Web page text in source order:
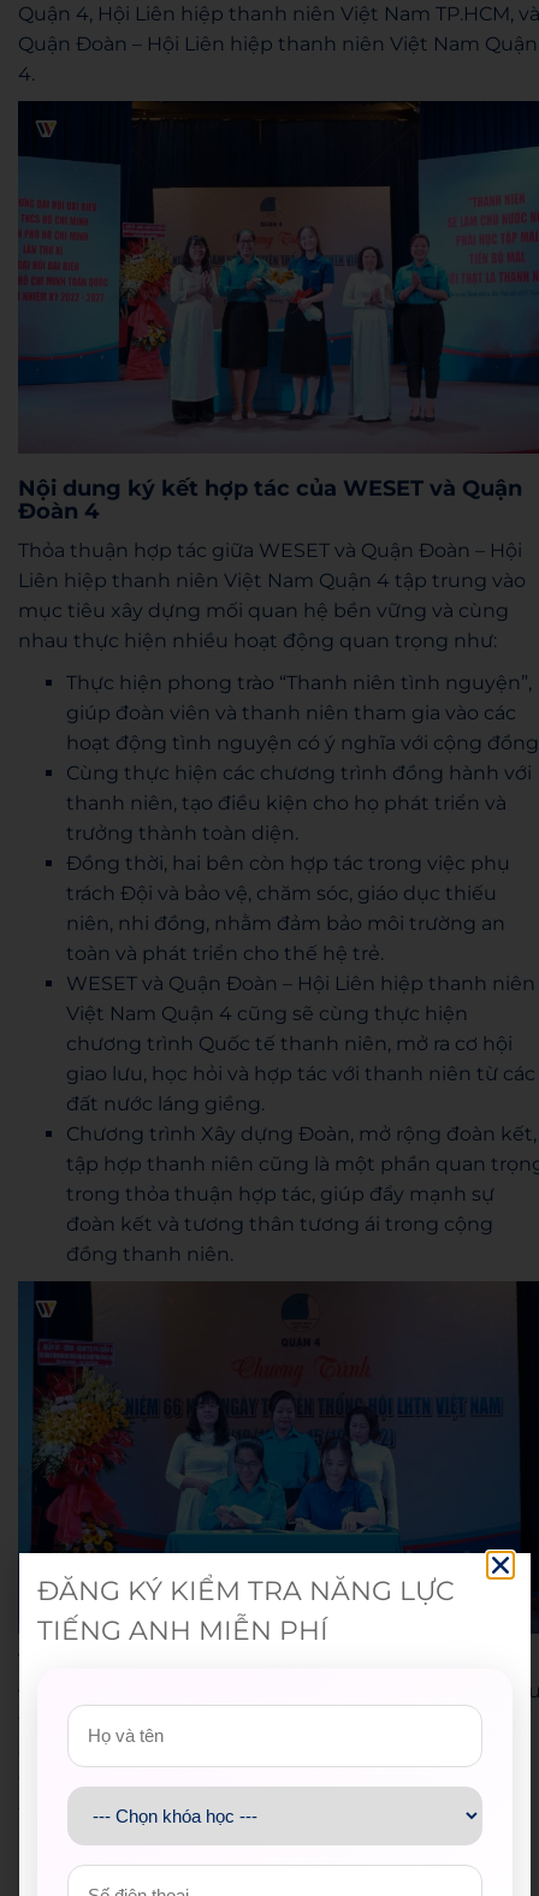
Quận 4, Hội Liên hiệp thanh niên Việt Nam TP.HCM, và
Quận Đoàn – Hội Liên hiệp thanh niên Việt Nam Quận
4.
Nội dung ký kết hợp tác của WESET và Quận
Đoàn 4
Thỏa thuận hợp tác giữa WESET và Quận Đoàn – Hội
Liên hiệp thanh niên Việt Nam Quận 4 tập trung vào
mục tiêu xây dựng mối quan hệ bền vững và cùng
nhau thực hiện nhiều hoạt động quan trọng như:
Thực hiện phong trào “Thanh niên tình nguyện”,
giúp đoàn viên và thanh niên tham gia vào các
hoạt động tình nguyện có ý nghĩa với cộng
Cùng thực hiện các chương trình đồng hành với
thanh niên, tạo điều kiện cho họ phát triển và
trưởng thành toàn diện.
Đồng thời, hai bên còn hợp tác trong việc phụ
trách Đội và bảo vệ, chăm sóc, giáo dục thiếu
niên, nhi đồng, nhằm đảm bảo môi trường an
toàn và phát triển cho thế hệ trẻ.
WESET và Quận Đoàn – Hội Liên hiệp thanh niên
Việt Nam Quận 4 cũng sẽ cùng thực hiện
chương trình Quốc tế thanh niên, mở ra cơ hội
giao lưu, học hỏi và hợp tác với thanh niên từ các
đất nước láng giềng.
Chương trình Xây dựng Đoàn, mở rộng đoàn kết,
tập hợp thanh niên cũng là một phần quan
trong thỏa thuận hợp tác, giúp đẩy mạnh sự
đoàn kết và tương thân tương ái trong cộng
đồng thanh niên.
Tại buổi lễ ký kết, Quý đại diện từ cả WESET và Quận
Đoàn – Hội Liên hiệp thanh niên Việt Nam Quận 4
thể hiện sự hào hứng và tin tưởng về sự thành công
của hợp tác này trong tương lai. Một tương lai đầy
triển vọng đang mở ra, hứa hẹn mang lại nhiều giá trị
thiết thực và lợi ích cho cả cộng đồng thanh niên và
WESET.
ĐĂNG KÝ KIỂM TRA NĂNG LỰC
TIẾNG ANH MIỄN PHÍ